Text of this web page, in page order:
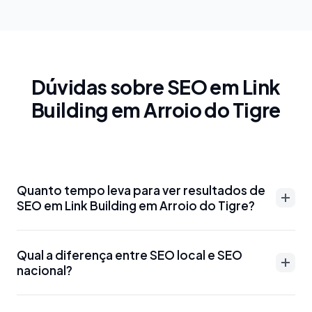
Dúvidas sobre SEO em Link
Building em Arroio do Tigre
Quanto tempo leva para ver resultados de
SEO em Link Building em Arroio do Tigre?
Tigre podem aparecer entre 3-6 meses para
palavras-chave menos competitivas. Para termos
mais disputados como 'advogado Link Building em
Qual a diferença entre SEO local e SEO
nacional?